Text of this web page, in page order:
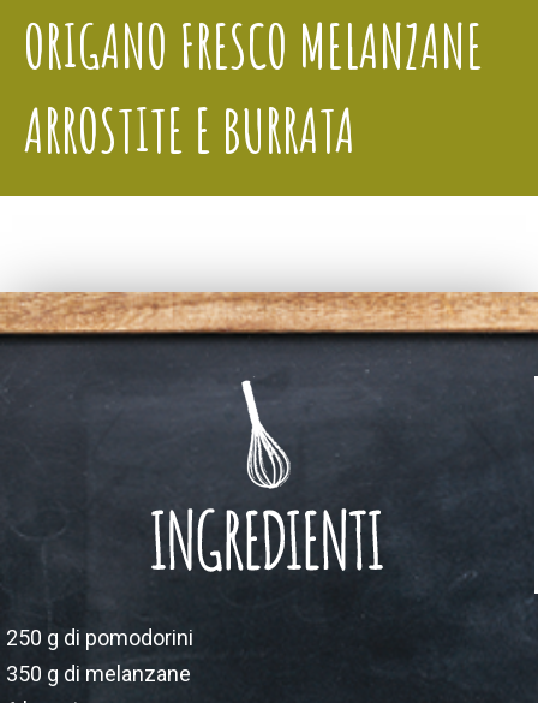
ORIGANO FRESCO MELANZANE
ARROSTITE E BURRATA
250 g di pomodorini
350 g di melanzane